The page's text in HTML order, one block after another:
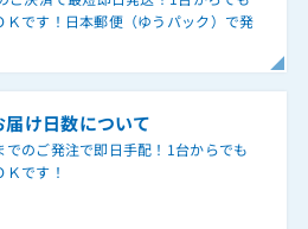
Ｋです！日本郵便（ゆうパック）で発
届け日数について
でのご発注で即日手配！1台からでも
です！